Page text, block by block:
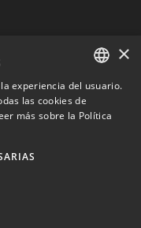
VENTA
SPANISH
×
experiencia del usuario.
las cookies de
más sobre la Política